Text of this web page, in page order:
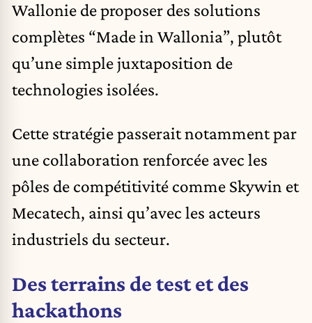
Wallonie de proposer des solutions
complètes “Made in Wallonia”, plutôt
qu’une simple juxtaposition de
technologies isolées.
Cette stratégie passerait notamment par
une collaboration renforcée avec les
pôles de compétitivité comme Skywin et
Mecatech, ainsi qu’avec les acteurs
industriels du secteur.
Des terrains de test et des
hackathons